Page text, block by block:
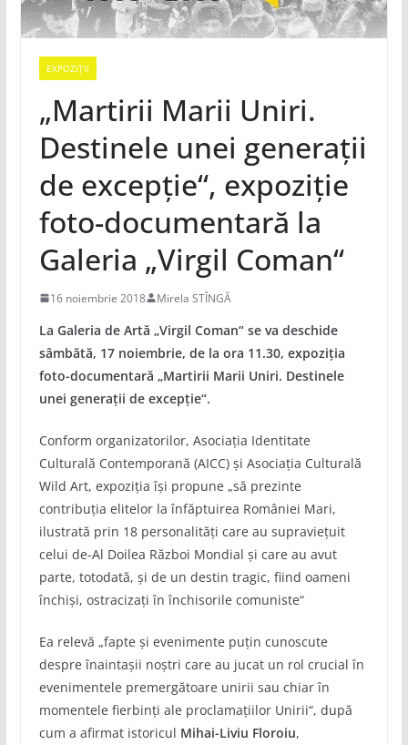
EXPOZIȚII
„Martirii Marii Uniri.
Destinele unei generații
de excepție“, expoziție
foto-documentară la
Galeria „Virgil Coman“
16 noiembrie 2018 Mirela STÎNGĂ
La Galeria de Artă „Virgil Coman“ se va deschide
sâmbătă, 17 noiembrie, de la ora 11.30, expoziția
foto-documentară „Martirii Marii Uniri. Destinele
unei generații de excepție“.
Conform organizatorilor, Asociaţia Identitate
Culturală Contemporană (AICC) și Asociația Culturală
Wild Art, expoziția își propune „să prezinte
contribuţia elitelor la înfăptuirea României Mari,
ilustrată prin 18 personalităţi care au supravieţuit
celui de-Al Doilea Război Mondial şi care au avut
parte, totodată, şi de un destin tragic, fiind oameni
închişi, ostracizaţi în închisorile comuniste“
Ea relevă „fapte şi evenimente puţin cunoscute
despre înaintaşii noştri care au jucat un rol crucial în
evenimentele premergătoare unirii sau chiar în
momentele fierbinţi ale proclamaţiilor Unirii“, după
cum a afirmat istoricul Mihai-Liviu Floroiu,